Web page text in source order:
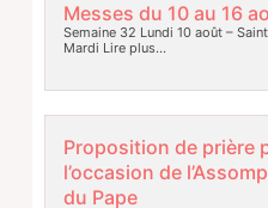
Messes du 10 au 16
Semaine 32 Lundi 10 août –
Mardi Lire plus…
Proposition de prière
l’occasion de
du Pape